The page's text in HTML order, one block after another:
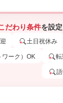
だわり条件を設
土日祝休み
ワーク）OK 転